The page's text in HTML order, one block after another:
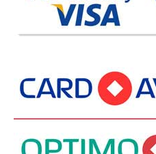
Canapea Gri extensibila de 3
Metropol Descopera eleganta si
deschis de 3 locuri extensibila cu
In